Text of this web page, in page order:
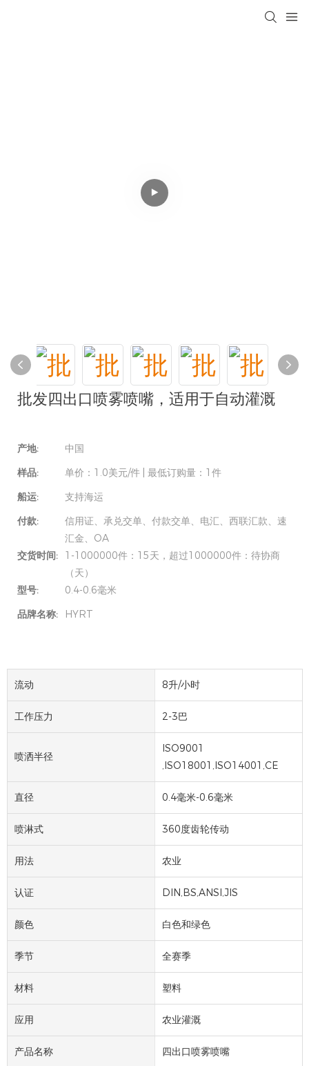
批发四出口喷雾喷嘴，适用于自动灌溉
产地:
中国
样品:
单价：1.0美元/件 | 最低订购量：1件
船运:
支持海运
付款:
信用证、承兑交单、付款交单、电汇、西联汇款、速
汇金、OA
交货时间:
1-1000000件：15天，超过1000000件：待协商
（天）
型号:
0.4-0.6毫米
品牌名称:
HYRT
流动 8升/小时
工作压力 2-3巴
喷洒半径
ISO9001
,ISO18001,ISO14001,CE
直径 0.4毫米-0.6毫米
喷淋式 360度齿轮传动
用法 农业
认证 DIN,BS,ANSI,JIS
颜色 白色和绿色
季节 全赛季
材料 塑料
应用 农业灌溉
产品名称 四出口喷雾喷嘴